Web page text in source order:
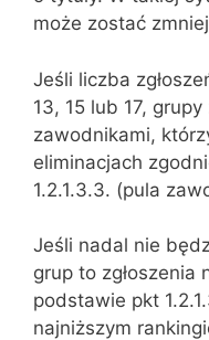
może zostać
Jeśli liczba
13, 15 lub 17,
zawodnikami,
eliminacjach
1.2.1.3.3. (pula
Jeśli nadal nie
grup to zgłoszenia
podstawie pkt
najniższym